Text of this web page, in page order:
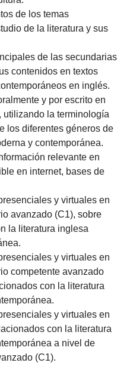
de los temas
de la literatura y sus
de las secundarias
contenidos en textos
en inglés.
y por escrito en
utilizando la terminología
los diferentes géneros de
y contemporánea.
relevante en
en internet, bases de
y virtuales en
avanzado (C1), sobre
la literatura inglesa
y virtuales en
competente avanzado
con la literatura
y virtuales en
con la literatura
a nivel de
(C1).